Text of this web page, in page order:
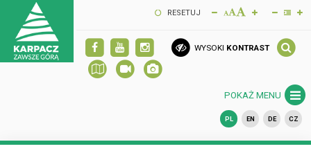
RESETUJ
WYSOKI KONTRAST
POKAŻ MENU
PL EN DE CZ